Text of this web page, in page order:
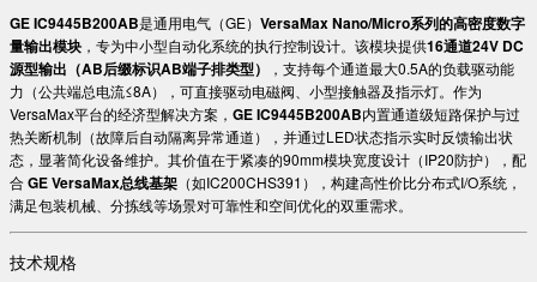
​GE IC9445B200AB​​是通用电气（GE）​ ​VersaMax Nano/Micro系列的高密度数字
量输出模块​ ​，专为中小型自动化系统的执行控制设计。该模块提供​​16通道24V DC
源型输出（AB后缀标识AB端子排类型）​
​，支持每个通道最大0.5A的负载驱动能
力（公共端总电流≤8A），可直接驱动电磁阀、小型接触器及指示灯。作为
VersaMax平台的经济型解决方案，​ ​GE IC9445B200AB​​内置通道级短路保护与过
热关断机制（故障后自动隔离异常通道），并通过LED状态指示实时反馈输出状
态，显著简化设备维护。其价值在于紧凑的90mm模块宽度设计（IP20防护），配
合 ​​GE VersaMax总线基架​ ​（如IC200CHS391），构建高性价比分布式I/O系统，
满足包装机械、分拣线等场景对可靠性和空间优化的双重需求。
技术规格